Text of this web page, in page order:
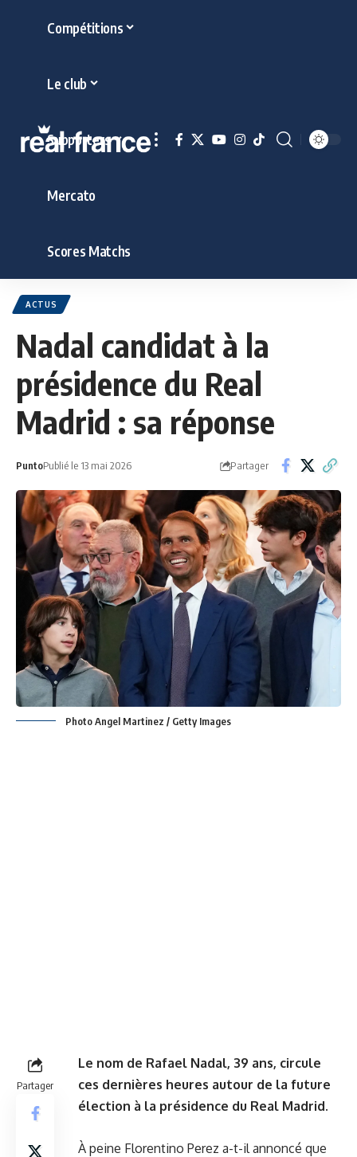
Compétitions
Le club
Supporters
Mercato
Scores Matchs
ACTUS
Nadal candidat à la
présidence du Real
Madrid : sa réponse
PuntoPublié le 13 mai 2026 Partager
Photo Angel Martinez / Getty Images
Partager
Le nom de Rafael Nadal, 39 ans, circule
ces dernières heures autour de la future
élection à la présidence du Real Madrid.
À peine Florentino Perez a-t-il annoncé que